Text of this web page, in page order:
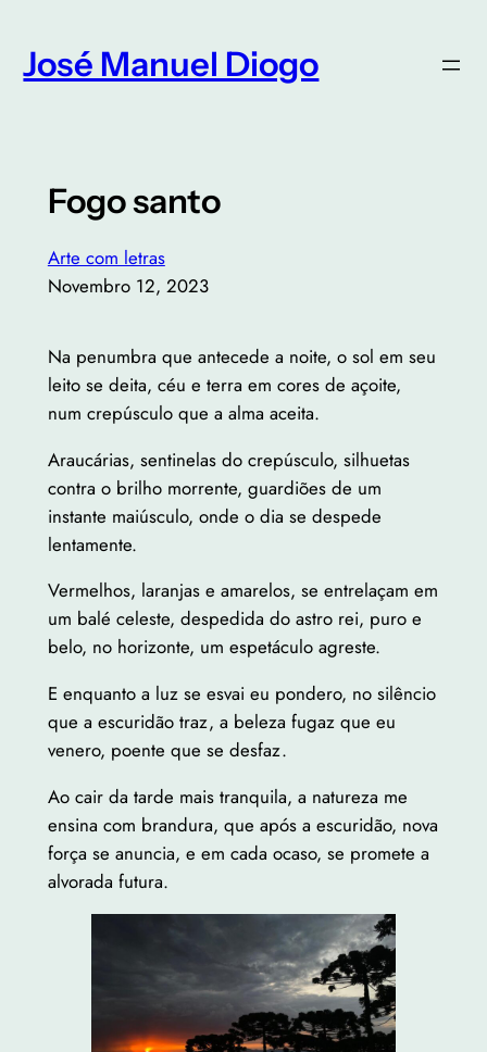
para
José Manuel Diogo
Fogo santo
Arte com letras
Novembro 12, 2023
Na penumbra que antecede a noite, o sol em seu
leito se deita, céu e terra em cores de açoite,
num crepúsculo que a alma aceita.
Araucárias, sentinelas do crepúsculo, silhuetas
contra o brilho morrente, guardiões de um
instante maiúsculo, onde o dia se despede
lentamente.
Vermelhos, laranjas e amarelos, se entrelaçam em
um balé celeste, despedida do astro rei, puro e
belo, no horizonte, um espetáculo agreste.
E enquanto a luz se esvai eu pondero, no silêncio
que a escuridão traz, a beleza fugaz que eu
venero, poente que se desfaz.
Ao cair da tarde mais tranquila, a natureza me
ensina com brandura, que após a escuridão, nova
força se anuncia, e em cada ocaso, se promete a
alvorada futura.